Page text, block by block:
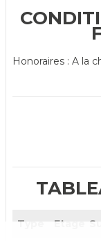
Honoraires : A la
Type Etage